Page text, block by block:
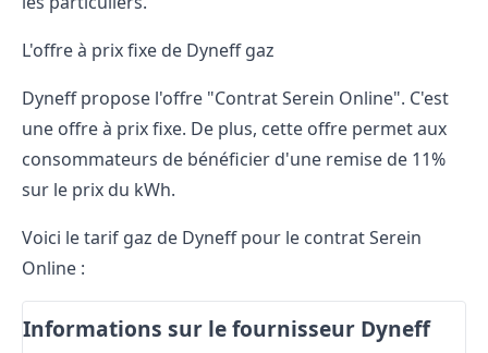
L'offre à prix fixe de Dyneff gaz
Dyneff propose l'offre "Contrat Serein Online". C'est
une offre à prix fixe. De plus, cette offre permet aux
consommateurs de bénéficier d'une remise de 11%
sur le prix du kWh.
Voici le tarif gaz de Dyneff pour le contrat Serein
Online :
Informations sur le fournisseur Dyneff